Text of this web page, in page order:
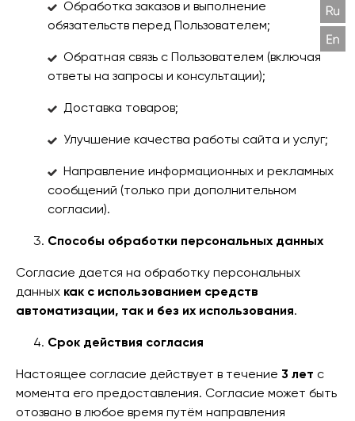
Обработка заказов и выполнение
обязательств перед Пользователем;
Обратная связь с Пользователем (включая
ответы на запросы и консультации);
Доставка товаров;
Улучшение качества работы сайта и услуг;
Направление информационных и рекламных
сообщений (только при дополнительном
согласии).
Способы обработки персональных данных
Согласие дается на обработку персональных
данных как с использованием средств
автоматизации, так и без их использования.
Срок действия согласия
Настоящее согласие действует в течение 3 лет с
момента его предоставления. Согласие может быть
отозвано в любое время путём направления